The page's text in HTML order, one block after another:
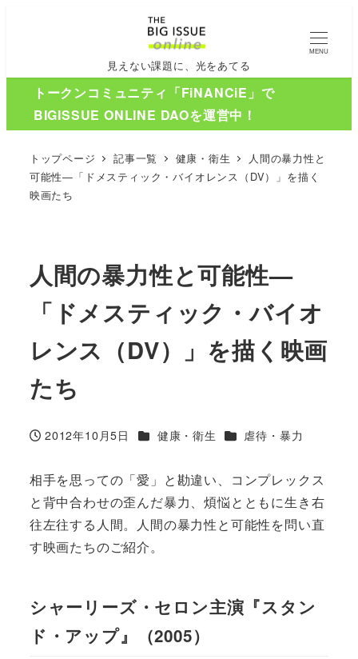
見えない課題に、光をあてる
MENU
トークンコミュニティ「FiNANCiE」で
BIGISSUE ONLINE DAOを運営中！
トップページ 記事一覧 健康・衛生
人間の暴力性と
可能性—「ドメスティック・バイオレンス（DV）」を描く
映画たち
人間の暴力性と可能性—
「ドメスティック・バイオ
レンス（DV）」を描く映画
たち
投稿日
2012年10月5日 カテゴリー
健康・衛生 カテゴリー
虐待・暴力
相手を思っての「愛」と勘違い、コンプレックス
と背中合わせの歪んだ暴力、煩悩とともに生き右
往左往する人間。人間の暴力性と可能性を問い直
す映画たちのご紹介。
シャーリーズ・セロン主演『スタン
ド・アップ』（2005）